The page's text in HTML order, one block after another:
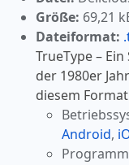
Größe: 69,21
Dateiformat:
TrueType –
der 1980er
diesem
Android,